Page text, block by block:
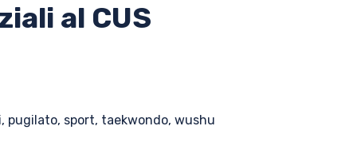
al CUS
, pugilato, sport, taekwondo, wushu